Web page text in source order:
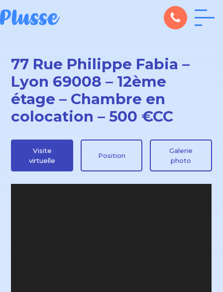
77 Rue Philippe Fabia –
Lyon 69008 – 12ème
étage – Chambre en
colocation – 500 €CC
Visite
virtuelle
Position
Galerie
photo